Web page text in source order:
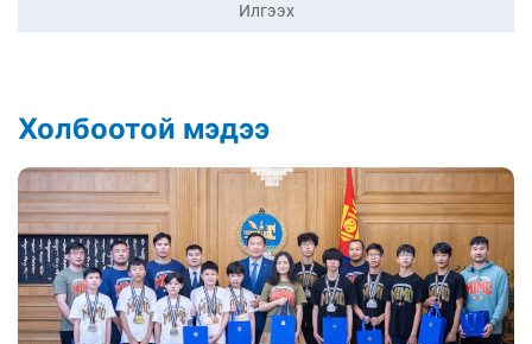
Илгээх
Холбоотой мэдээ